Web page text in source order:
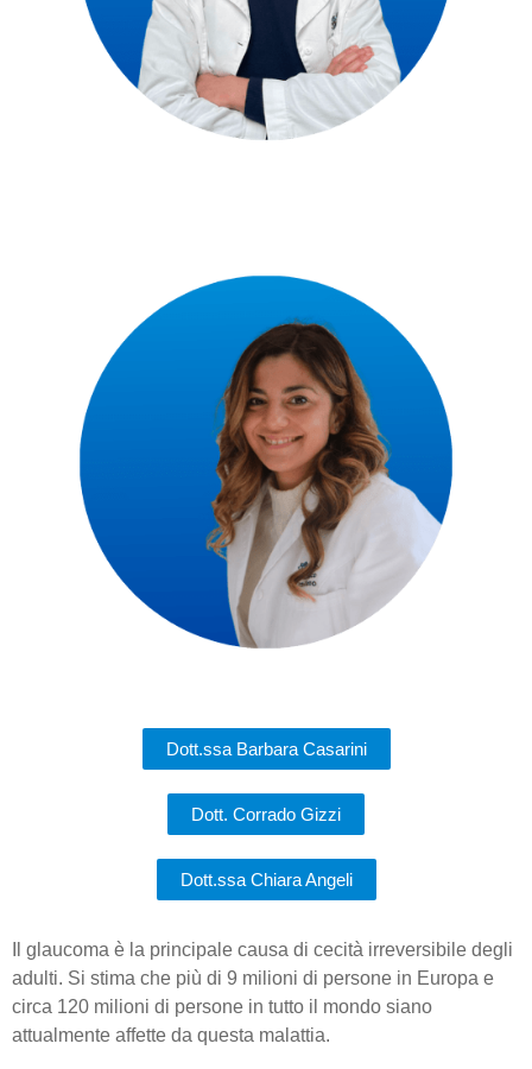
Dott.ssa Barbara Casarini
Dott. Corrado Gizzi
Dott.ssa Chiara Angeli
Il glaucoma è la principale causa di cecità irreversibile degli
adulti. Si stima che più di 9 milioni di persone in Europa e
circa 120 milioni di persone in tutto il mondo siano
attualmente affette da questa malattia.